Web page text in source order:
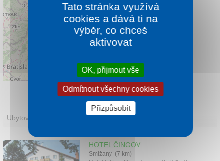
OpenStreetMapcontributors
Ubytování
HOTEL ČINGOV
Smižany (7 km)
Tato stránka využívá
cookies a dává ti na
výběr, co chceš
aktivovat
OK, přijmout vše
Odmítnout všechny cookies
Přizpůsobit